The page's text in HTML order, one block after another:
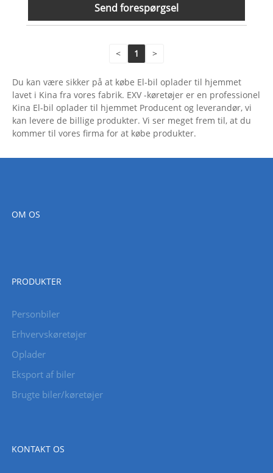
Send forespørgsel
< 1 >
Du kan være sikker på at købe El-bil oplader til hjemmet
lavet i Kina fra vores fabrik. EXV -køretøjer er en professionel
Kina El-bil oplader til hjemmet Producent og leverandør, vi
kan levere de billige produkter. Vi ser meget frem til, at du
kommer til vores firma for at købe produkter.
OM OS
PRODUKTER
Personbiler
Erhvervskøretøjer
Oplader
Eksport af biler
Brugte biler/køretøjer
KONTAKT OS